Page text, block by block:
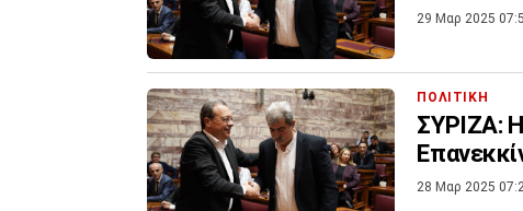
29 Μαρ 2025
ΠΟΛΙΤΙΚΗ
ΣΥΡΙΖΑ:
28 Μαρ 2025